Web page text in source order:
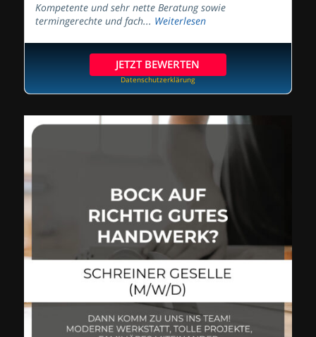
Kompetente und sehr nette Beratung sowie
termingerechte und fach... Weiterlesen
JETZT BEWERTEN
Datenschutzerklärung